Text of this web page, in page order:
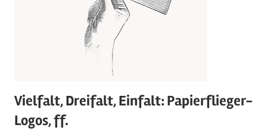
Vielfalt, Dreifalt, Einfalt: Papierflieger-
Logos, ff.